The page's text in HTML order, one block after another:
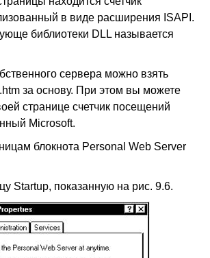
в виде расширения ISAPI.
библиотеки DLL называется
сервера можно взять
за основу. При этом вы можете
странице счетчик посещений
Microsoft.
блокнота Personal Web Server
Startup, показанную на рис. 9.6.